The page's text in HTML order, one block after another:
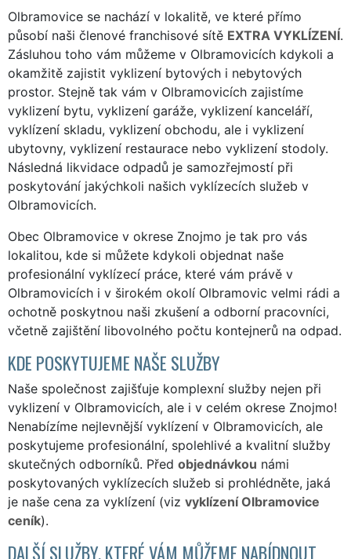
Olbramovice se nachází v lokalitě, ve které přímo
působí naši členové franchisové sítě EXTRA VYKLÍZENÍ.
Zásluhou toho vám můžeme v Olbramovicích kdykoli a
okamžitě zajistit vyklizení bytových i nebytových
prostor. Stejně tak vám v Olbramovicích zajistíme
vyklizení bytu, vyklizení garáže, vyklizení kanceláří,
vyklízení skladu, vyklizení obchodu, ale i vyklizení
ubytovny, vyklizení restaurace nebo vyklizení stodoly.
Následná likvidace odpadů je samozřejmostí při
poskytování jakýchkoli našich vyklízecích služeb v
Olbramovicích.
Obec Olbramovice v okrese Znojmo je tak pro vás
lokalitou, kde si můžete kdykoli objednat naše
profesionální vyklízecí práce, které vám právě v
Olbramovicích i v širokém okolí Olbramovic velmi rádi a
ochotně poskytnou naši zkušení a odborní pracovníci,
včetně zajištění libovolného počtu kontejnerů na odpad.
KDE POSKYTUJEME NAŠE SLUŽBY
Naše společnost zajišťuje komplexní služby nejen při
vyklizení v Olbramovicích, ale i v celém okrese Znojmo!
Nenabízíme nejlevnější vyklízení v Olbramovicích, ale
poskytujeme profesionální, spolehlivé a kvalitní služby
skutečných odborníků. Před objednávkou námi
poskytovaných vyklízecích služeb si prohlédněte, jaká
je naše cena za vyklízení (viz vyklízení Olbramovice
ceník).
DALŠÍ SLUŽBY, KTERÉ VÁM MŮŽEME NABÍDNOUT